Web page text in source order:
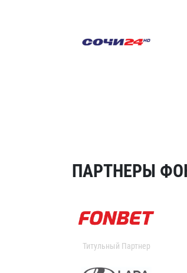
ПАРТНЕРЫ
Титульный Партнер